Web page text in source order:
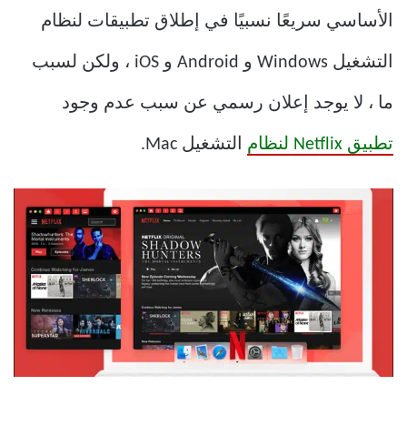
الأساسي سريعًا نسبيًا في إطلاق تطبيقات لنظام
التشغيل Windows و Android و iOS ، ولكن لسبب
ما ، لا يوجد إعلان رسمي عن سبب عدم وجود
تطبيق Netflix لنظام التشغيل Mac.